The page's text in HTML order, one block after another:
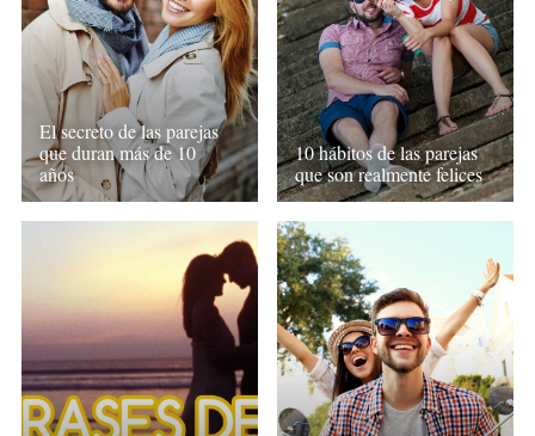
El secreto de las parejas
que duran más de 10
años
10 hábitos de las parejas
que son realmente felices